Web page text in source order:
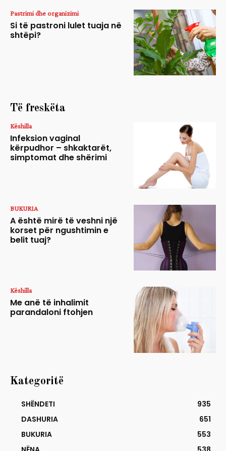
Pastrimi dhe organizimi
Si të pastroni lulet tuaja në
shtëpi?
Të freskëta
Këshilla
Infeksion vaginal
kërpudhor – shkaktarët,
simptomat dhe shërimi
BUKURIA
A është mirë të veshni një
korset për ngushtimin e
belit tuaj?
Këshilla
Me anë të inhalimit
parandaloni ftohjen
Kategoritë
SHËNDETI
935
DASHURIA
651
BUKURIA
553